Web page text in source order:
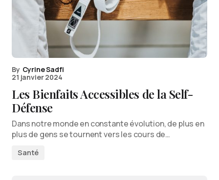
By Cyrine Sadfi
21 janvier 2024
Les Bienfaits Accessibles de la Self-
Défense
Dans notre monde en constante évolution, de plus en
plus de gens se tournent vers les cours de…
Santé